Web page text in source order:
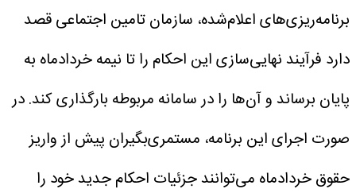
برنامه‌ریزی‌های اعلام‌شده، سازمان تامین اجتماعی قصد
دارد فرآیند نهایی‌سازی این احکام را تا نیمه خردادماه به
پایان برساند و آن‌ها را در سامانه مربوطه بارگذاری کند.در
صورت اجرای این برنامه، مستمری‌بگیران پیش از واریز
حقوق خردادماه می‌توانند جزئیات احکام جدید خود را